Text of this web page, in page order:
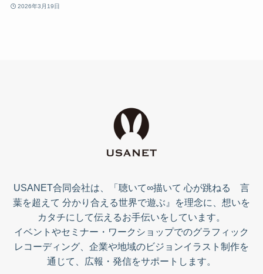
2026年3月19日
USANET合同会社は、「聴いて∞描いて 心が跳ねる 言
葉を超えて 分かり合える世界で遊ぶ』を理念に、想いを
カタチにして伝えるお手伝いをしています。
イベントやセミナー・ワークショップでのグラフィック
レコーディング、企業や地域のビジョンイラスト制作を
通じて、広報・発信をサポートします。